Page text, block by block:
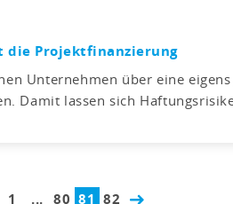
die Projektfinanzierung
Unternehmen über eine
Damit lassen sich
1 ... 80 81 82